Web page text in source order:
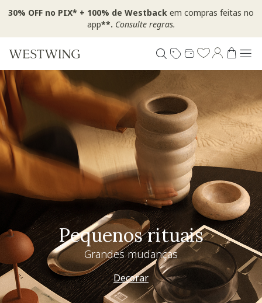
30% OFF no PIX* + 100% de Westback em compras feitas no
app**. Consulte regras.
Pequenos rituais
Grandes mudanças
Decorar